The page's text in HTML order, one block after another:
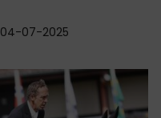
04-07-2025